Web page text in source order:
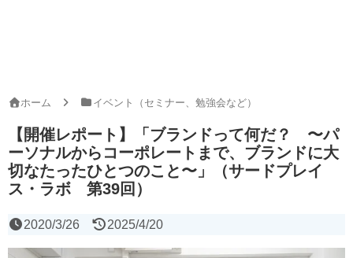
ホーム イベント（セミナー、勉強会など）
【開催レポート】「ブランドって何だ？ 〜パ
ーソナルからコーポレートまで、ブランドに大
切なたったひとつのこと〜」（サードプレイ
ス・ラボ 第39回）
2020/3/26 2025/4/20